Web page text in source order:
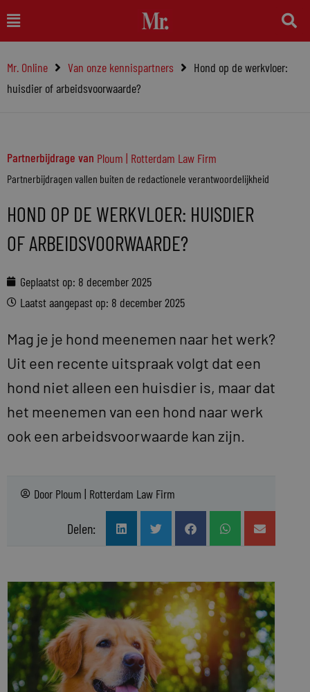
naar
inhoud
Main
Menu
Mr. Online Van onze kennispartners
Hond op de werkvloer:
huisdier of arbeidsvoorwaarde?
Partnerbijdrage van Ploum | Rotterdam Law Firm
Partnerbijdragen vallen buiten de redactionele verantwoordelijkheid
HOND OP DE WERKVLOER: HUISDIER
OF ARBEIDSVOORWAARDE?
Geplaatst op: 8 december 2025
Laatst aangepast op: 8 december 2025
Mag je je hond meenemen naar het werk?
Uit een recente uitspraak volgt dat een
hond niet alleen een huisdier is, maar dat
het meenemen van een hond naar werk
ook een arbeidsvoorwaarde kan zijn.
Door Ploum | Rotterdam Law Firm
Delen: